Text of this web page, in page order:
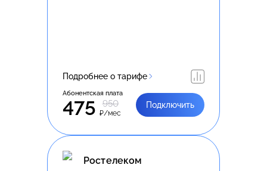
Подробнее о тарифе
Абонентская плата
475 950
₽/мес
Подключить
Ростелеком